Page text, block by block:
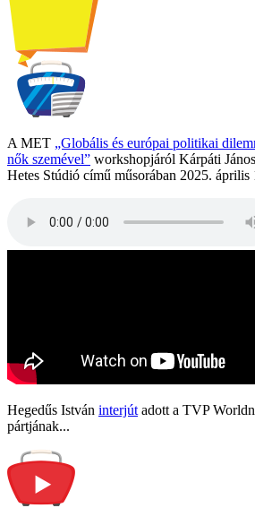
A MET „Globális és európai politikai
nők szemével” workshopjáról Kárpáti
Hetes Stúdió című műsorában 2025. április
Hegedűs István interjút adott a TVP
pártjának...